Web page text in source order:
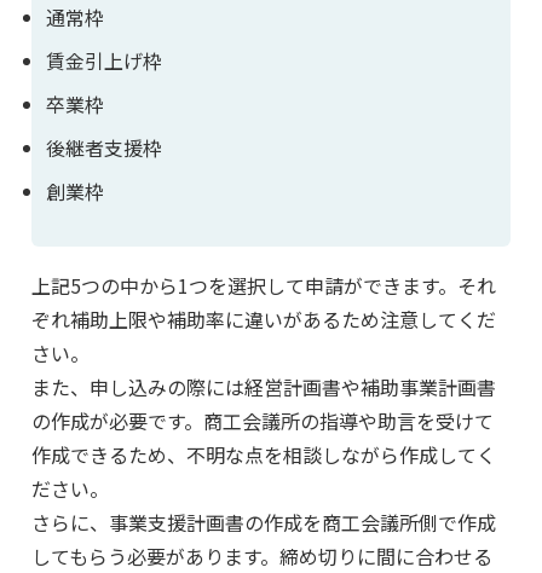
通常枠
賃金引上げ枠
卒業枠
後継者支援枠
創業枠
上記5つの中から1つを選択して申請ができます。それ
ぞれ補助上限や補助率に違いがあるため注意してくだ
さい。
また、申し込みの際には経営計画書や補助事業計画書
の作成が必要です。商工会議所の指導や助言を受けて
作成できるため、不明な点を相談しながら作成してく
ださい。
さらに、事業支援計画書の作成を商工会議所側で作成
してもらう必要があります。締め切りに間に合わせる